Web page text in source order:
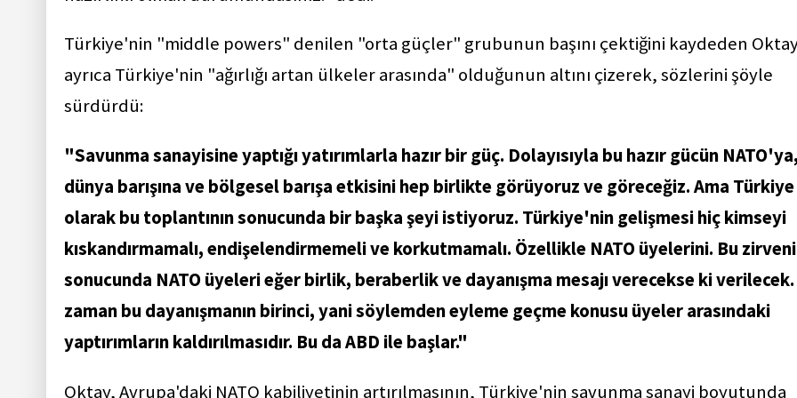
Türkiye'nin "middle powers" denilen "orta güçler" grubunun başını çektiğini kaydeden
ayrıca Türkiye'nin "ağırlığı artan ülkeler arasında" olduğunun altını çizerek, sözlerini şöyle
sürdürdü:
"Savunma sanayisine yaptığı yatırımlarla hazır bir güç. Dolayısıyla bu hazır gücün NATO'ya,
dünya barışına ve bölgesel barışa etkisini hep birlikte görüyoruz ve göreceğiz. Ama Türkiye
olarak bu toplantının sonucunda bir başka şeyi istiyoruz. Türkiye'nin gelişmesi hiç kimseyi
kıskandırmamalı, endişelendirmemeli ve korkutmamalı. Özellikle NATO üyelerini. Bu
sonucunda NATO üyeleri eğer birlik, beraberlik ve dayanışma mesajı verecekse ki verilecek.
zaman bu dayanışmanın birinci, yani söylemden eyleme geçme konusu üyeler arasındaki
yaptırımların kaldırılmasıdır. Bu da ABD ile başlar."
Oktay, Avrupa'daki NATO kabiliyetinin artırılmasının, Türkiye'nin savunma sanayi boyutunda